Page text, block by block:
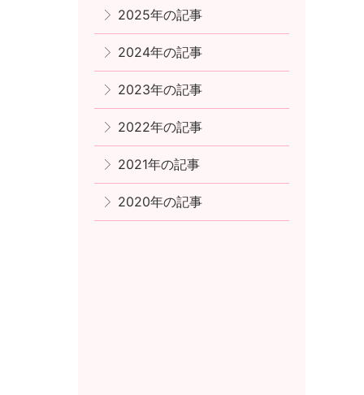
2025年の記事
2024年の記事
2023年の記事
2022年の記事
2021年の記事
2020年の記事